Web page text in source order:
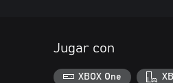
Jugar con
XBOX One